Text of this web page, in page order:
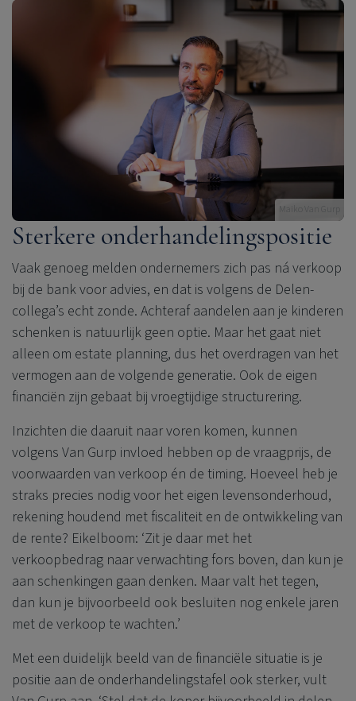
Maiko Van Gurp
Sterkere onderhandelingspositie
Vaak genoeg melden ondernemers zich pas ná verkoop
bij de bank voor advies, en dat is volgens de Delen-
collega’s echt zonde. Achteraf aandelen aan je kinderen
schenken is natuurlijk geen optie. Maar het gaat niet
alleen om estate planning, dus het overdragen van het
vermogen aan de volgende generatie. Ook de eigen
financiën zijn gebaat bij vroegtijdige structurering.
Inzichten die daaruit naar voren komen, kunnen
volgens Van Gurp invloed hebben op de vraagprijs, de
voorwaarden van verkoop én de timing. Hoeveel heb je
straks precies nodig voor het eigen levensonderhoud,
rekening houdend met fiscaliteit en de ontwikkeling van
de rente? Eikelboom: ‘Zit je daar met het
verkoopbedrag naar verwachting fors boven, dan kun je
aan schenkingen gaan denken. Maar valt het tegen,
dan kun je bijvoorbeeld ook besluiten nog enkele jaren
met de verkoop te wachten.’
Met een duidelijk beeld van de financiële situatie is je
positie aan de onderhandelingstafel ook sterker, vult